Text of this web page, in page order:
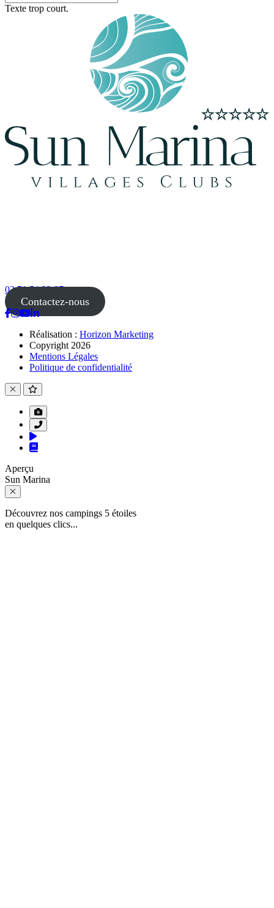
Texte trop court.
02 51 54 33 87
Contactez-nous
Réalisation : Horizon Marketing
Copyright 2026
Mentions Légales
Politique de confidentialité
Aperçu
Sun Marina
Découvrez nos campings 5 étoiles
en quelques clics...